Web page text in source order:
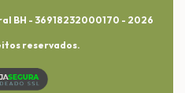
BH - 36918232000170 - 2026
reservados.